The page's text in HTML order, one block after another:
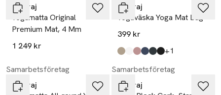
Yogiraj
Yogamatta Original
Premium Mat, 4 Mm
1 249 kr
Yogiraj
Yogaväska Yoga Mat Bag
399 kr
Produkten finns i färgerna:
beige,
offwhite,
rosa ,
blå
grå
svart, +1
Samarbetsföretag
Yogiraj
Samarbetsföretag
Yogiraj